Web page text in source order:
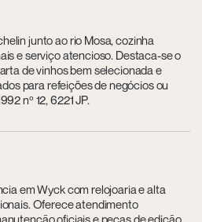
junto ao rio Mosa, cozinha
e serviço atencioso. Destaca-se o
de vinhos bem selecionada e
para refeições de negócios ou
nº 12, 6221 JP.
em Wyck com relojoaria e alta
Oferece atendimento
oficiais e peças de edição